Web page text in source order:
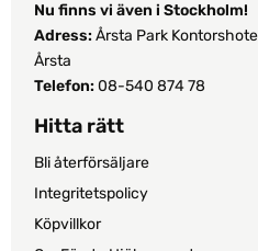
Nu finns vi även i Stockholm!
Adress: Årsta Park
Årsta
Telefon: 08-540 874 78
Hitta rätt
Bli återförsäljare
Integritetspolicy
Köpvillkor